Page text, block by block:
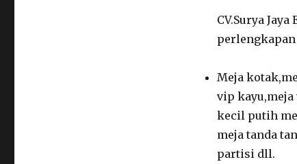
CV.Surya
Meja
vip kayu,meja
kecil putih
meja tanda
partisi dll.